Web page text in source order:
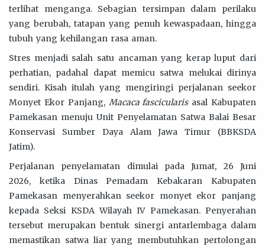
terlihat menganga. Sebagian tersimpan dalam perilaku
yang berubah, tatapan yang penuh kewaspadaan, hingga
tubuh yang kehilangan rasa aman.
Stres menjadi salah satu ancaman yang kerap luput dari
perhatian, padahal dapat memicu satwa melukai dirinya
sendiri. Kisah itulah yang mengiringi perjalanan seekor
Monyet Ekor Panjang, Macaca fascicularisasal Kabupaten
Pamekasan menuju Unit Penyelamatan Satwa Balai Besar
Konservasi Sumber Daya Alam Jawa Timur (BBKSDA
Jatim).
Perjalanan penyelamatan dimulai pada Jumat, 26 Juni
2026, ketika Dinas Pemadam Kebakaran Kabupaten
Pamekasan menyerahkan seekor monyet ekor panjang
kepada Seksi KSDA Wilayah IV Pamekasan. Penyerahan
tersebut merupakan bentuk sinergi antarlembaga dalam
memastikan satwa liar yang membutuhkan pertolongan